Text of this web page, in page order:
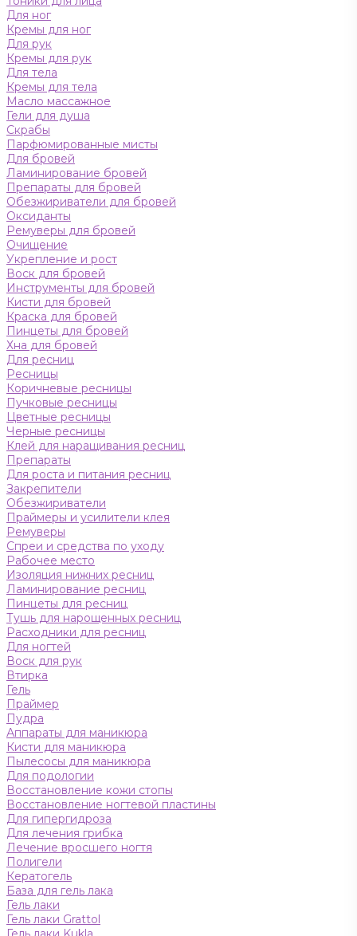
Для ног
Кремы для ног
Для рук
Кремы для рук
Для тела
Кремы для тела
Масло массажное
Гели для душа
Скрабы
Парфюмированные мисты
Для бровей
Ламинирование бровей
Препараты для бровей
Обезжириватели для бровей
Оксиданты
Ремуверы для бровей
Очищение
Укрепление и рост
Воск для бровей
Инструменты для бровей
Кисти для бровей
Краска для бровей
Пинцеты для бровей
Хна для бровей
Для ресниц
Ресницы
Коричневые ресницы
Пучковые ресницы
Цветные ресницы
Черные ресницы
Клей для наращивания ресниц
Препараты
Для роста и питания ресниц
Закрепители
Обезжириватели
Праймеры и усилители клея
Ремуверы
Спреи и средства по уходу
Рабочее место
Изоляция нижних ресниц
Ламинирование ресниц
Пинцеты для ресниц
Тушь для нарощенных ресниц
Расходники для ресниц
Для ногтей
Воск для рук
Втирка
Гель
Праймер
Пудра
Аппараты для маникюра
Кисти для маникюра
Пылесосы для маникюра
Для подологии
Восстановление кожи стопы
Восстановление ногтевой пластины
Для гипергидроза
Для лечения грибка
Лечение вросшего ногтя
Полигели
Кератогель
База для гель лака
Гель лаки
Гель лаки Grattol